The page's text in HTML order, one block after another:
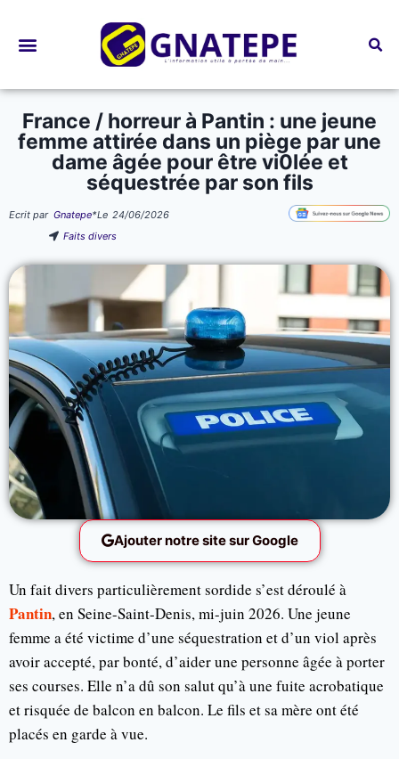
France / horreur à Pantin : une jeune
femme attirée dans un piège par une
dame âgée pour être vi0lée et
séquestrée par son fils
Ecrit par Gnatepe*Le 24/06/2026
Faits divers
Ajouter notre site sur Google
Un fait divers particulièrement sordide s’est déroulé à
Pantin, en Seine-Saint-Denis, mi-juin 2026. Une jeune
femme a été victime d’une séquestration et d’un viol après
avoir accepté, par bonté, d’aider une personne âgée à porter
ses courses. Elle n’a dû son salut qu’à une fuite acrobatique
et risquée de balcon en balcon. Le fils et sa mère ont été
placés en garde à vue.